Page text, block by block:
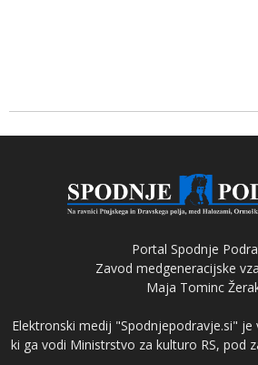
Portal Spodnje
Zavod medgeneracijske
Maja Tominc
Elektronski medij "Spodnjepodravje.si" je
ki ga vodi Ministrstvo za kulturo RS, pod